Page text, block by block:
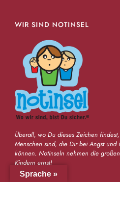
WIR SIND NOTINSEL
Überall, wo Du dieses Zeichen
Menschen sind, die Dir bei Angst
können. Notinseln nehmen die
Kindern ernst!
Sprache »